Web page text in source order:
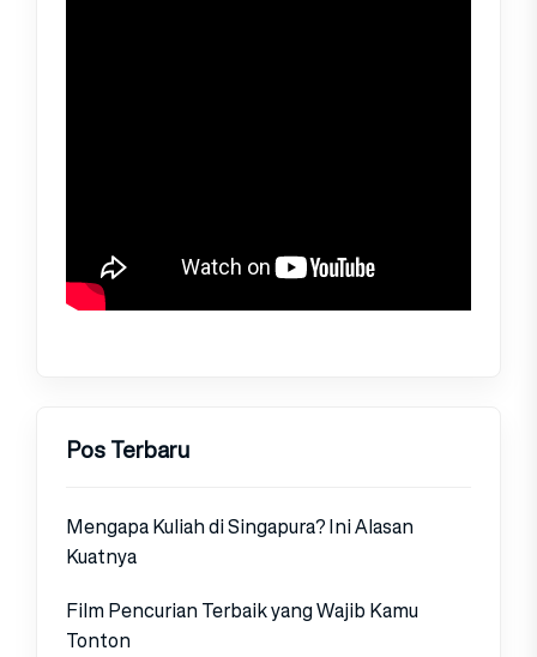
Pos Terbaru
Mengapa Kuliah di Singapura? Ini Alasan
Kuatnya
Film Pencurian Terbaik yang Wajib Kamu
Tonton